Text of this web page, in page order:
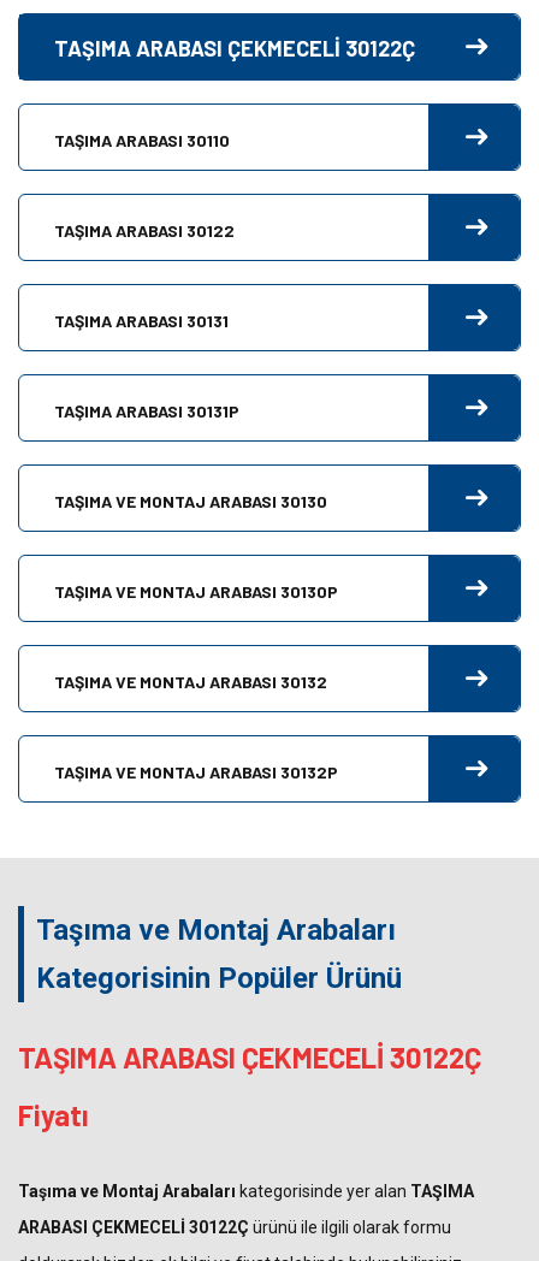
TAŞIMA ARABASI ÇEKMECELİ 30122Ç
TAŞIMA ARABASI 30110
TAŞIMA ARABASI 30122
TAŞIMA ARABASI 30131
TAŞIMA ARABASI 30131P
TAŞIMA VE MONTAJ ARABASI 30130
TAŞIMA VE MONTAJ ARABASI 30130P
TAŞIMA VE MONTAJ ARABASI 30132
TAŞIMA VE MONTAJ ARABASI 30132P
Taşıma ve Montaj Arabaları
Kategorisinin Popüler Ürünü
TAŞIMA ARABASI ÇEKMECELİ 30122Ç
Fiyatı
Taşıma ve Montaj Arabaları kategorisinde yer alan TAŞIMA
ARABASI ÇEKMECELİ 30122Ç ürünü ile ilgili olarak formu